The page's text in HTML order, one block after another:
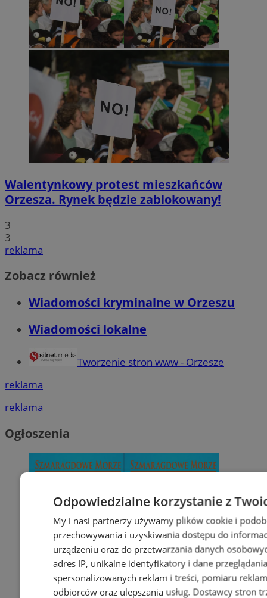
Walentynkowy protest mieszkańców
Orzesza. Rynek będzie zablokowany!
3
3
reklama
Zobacz również
Wiadomości kryminalne w Orzeszu
Wiadomości lokalne
Tworzenie stron www - Orzesze
reklama
reklama
Ogłoszenia
Odpowiedzialne korzystanie z
My i nasi partnerzy używamy plików cookie i
przechowywania i uzyskiwania dostępu do
urządzeniu oraz do przetwarzania danych
adres IP, unikalne identyfikatory i dane
spersonalizowanych reklam i treści, pomiaru
odbiorców oraz ulepszania usług. Dostawcy stron